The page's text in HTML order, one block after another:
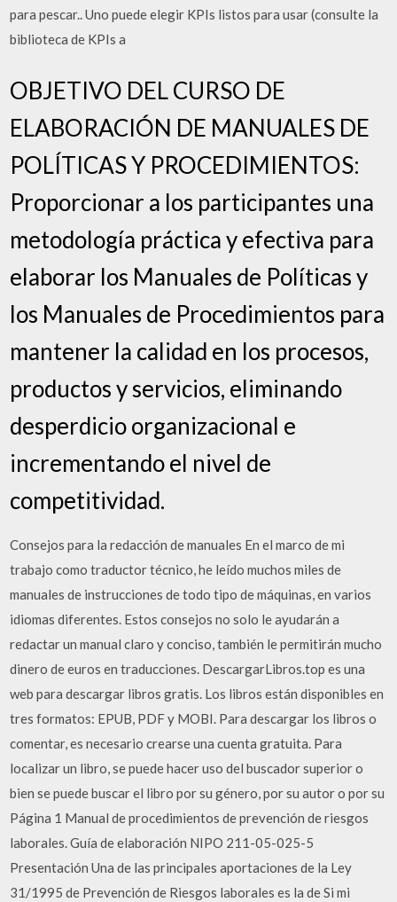
para pescar.. Uno puede elegir KPIs listos para usar (consulte la
biblioteca de KPIs a
OBJETIVO DEL CURSO DE
ELABORACIÓN DE MANUALES DE
POLÍTICAS Y PROCEDIMIENTOS:
Proporcionar a los participantes una
metodología práctica y efectiva para
elaborar los Manuales de Políticas y
los Manuales de Procedimientos para
mantener la calidad en los procesos,
productos y servicios, eliminando
desperdicio organizacional e
incrementando el nivel de
competitividad.
Consejos para la redacción de manuales En el marco de mi
trabajo como traductor técnico, he leído muchos miles de
manuales de instrucciones de todo tipo de máquinas, en varios
idiomas diferentes. Estos consejos no solo le ayudarán a
redactar un manual claro y conciso, también le permitirán mucho
dinero de euros en traducciones. DescargarLibros.top es una
web para descargar libros gratis. Los libros están disponibles en
tres formatos: EPUB, PDF y MOBI. Para descargar los libros o
comentar, es necesario crearse una cuenta gratuita. Para
localizar un libro, se puede hacer uso del buscador superior o
bien se puede buscar el libro por su género, por su autor o por su
Página 1 Manual de procedimientos de prevención de riesgos
laborales. Guía de elaboración NIPO 211-05-025-5
Presentación Una de las principales aportaciones de la Ley
31/1995 de Prevención de Riesgos laborales es la de Si mi